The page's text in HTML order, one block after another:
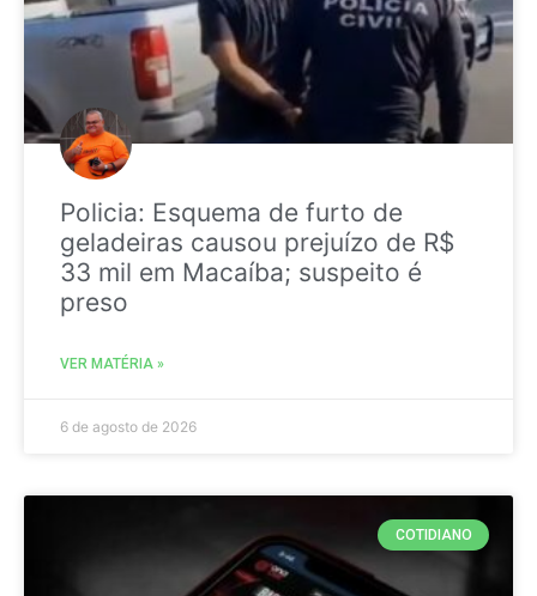
Policia: Esquema de furto de
geladeiras causou prejuízo de R$
33 mil em Macaíba; suspeito é
preso
VER MATÉRIA »
6 de agosto de 2026
COTIDIANO